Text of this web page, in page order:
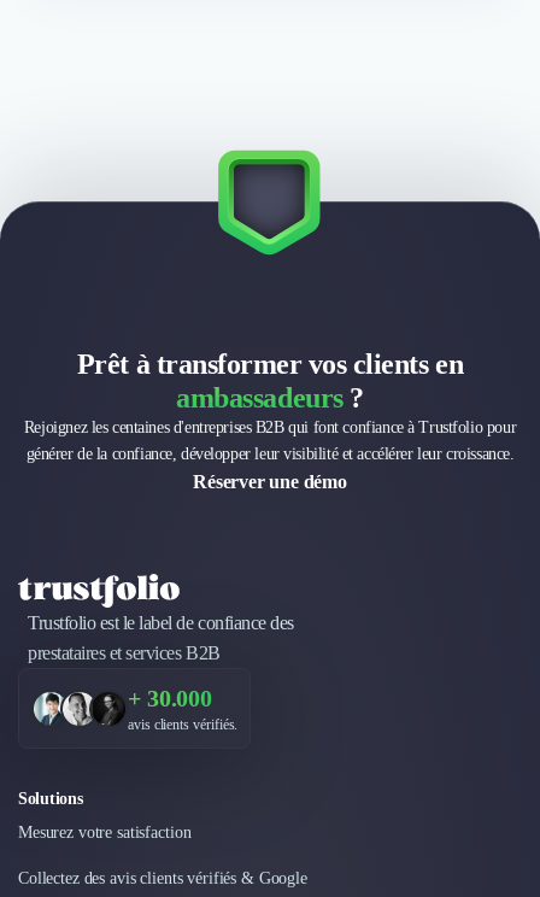
Prêt à transformer vos clients en
ambassadeurs?
Rejoignez les centaines d'entreprises B2B qui font confiance à Trustfolio pour
générer de la confiance, développer leur visibilité et accélérer leur croissance.
Réserver une démo
Trustfolio est le label de confiance des
prestataires et services B2B
+ 30.000
avis clients vérifiés.
Solutions
Mesurez votre satisfaction
Collectez des avis clients vérifiés & Google